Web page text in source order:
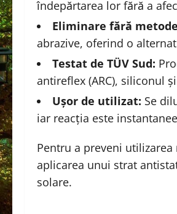
îndepărtarea lor fără a
Eliminare fără
abrazive, oferind o
Testat de TÜV Sud:
antireflex (ARC), siliconul
Ușor de utilizat: Se
iar reacția este
Pentru a preveni
aplicarea unui strat
solare.